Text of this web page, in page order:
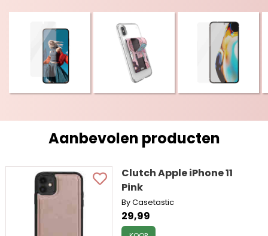
Aanbevolen producten
Clutch Apple iPhone 11
Pink
By Casetastic
29,99